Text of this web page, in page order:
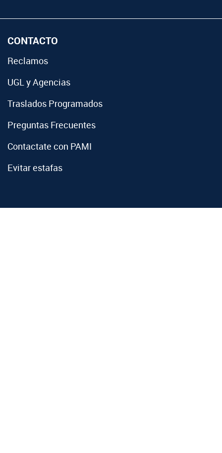
CONTACTO
Reclamos
UGL y Agencias
Traslados Programados
Preguntas Frecuentes
Contactate con PAMI
Evitar estafas